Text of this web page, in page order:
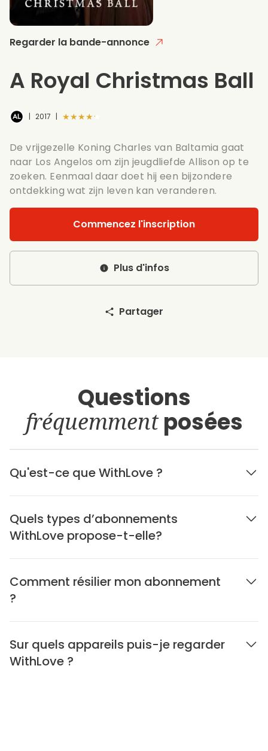
Regarder la bande-annonce
A Royal Christmas Ball
| 2017 | ★★★★★
De vrijgezelle Koning Charles van Baltamia gaat
naar Los Angelos om zijn jeugdliefde Allison op te
zoeken. Eenmaal daar doet hij een bijzondere
ontdekking wat zijn leven kan veranderen.
Commencez l'inscription
Plus d'infos
Partager
Questions
fréquemmentposées
Qu'est-ce que WithLove ?
Quels types d’abonnements
WithLove propose-t-elle?
Comment résilier mon abonnement
?
Sur quels appareils puis-je regarder
WithLove ?